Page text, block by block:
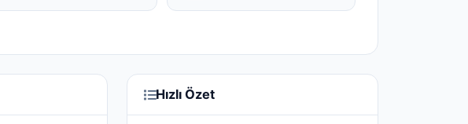
Hızlı Özet